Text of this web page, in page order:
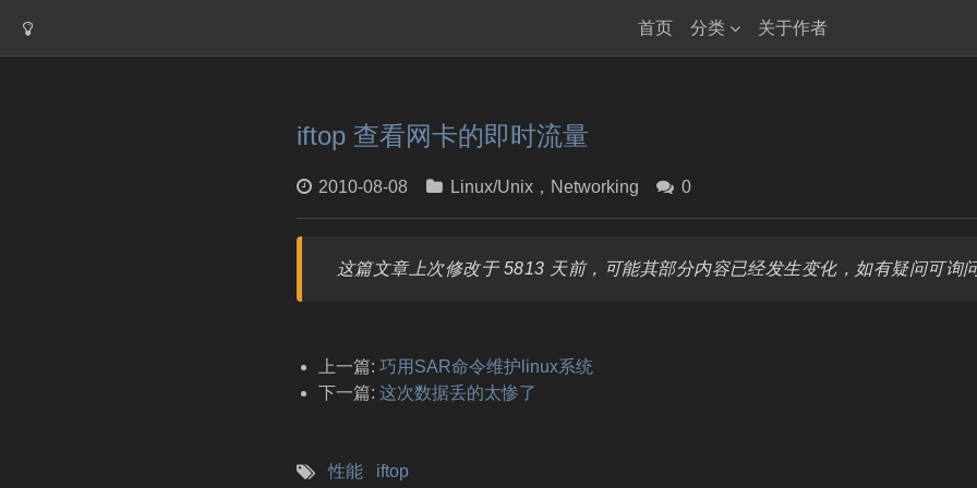
首页 分类 关于作者
iftop 查看网卡的即时流量
2010-08-08 Linux/Unix， Networking 0
这篇文章上次修改于 5813 天前，可能其部分内容已经发生变化，如有疑问可询
上一篇: 巧用SAR命令维护linux系统
下一篇: 这次数据丢的太惨了
性能 iftop